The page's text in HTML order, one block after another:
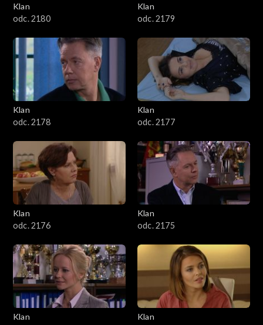
901–1000
801–900
601–700
501–600
401–500
301–400
201–300
101–200
1–100
Klan
odc. 2180
Klan
odc. 2179
Klan
odc. 2178
Klan
odc. 2177
Klan
odc. 2176
Klan
odc. 2175
Klan
Klan